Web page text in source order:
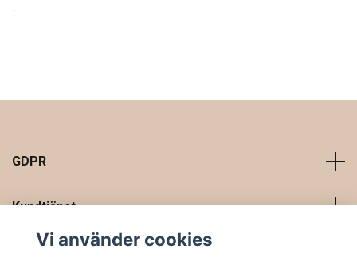
-
GDPR
Kundtjänst
Vi använder cookies